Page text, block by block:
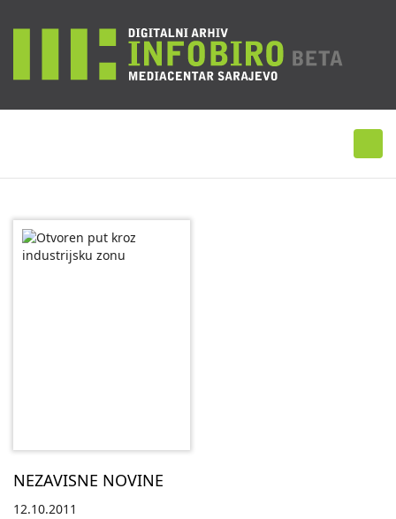
NEZAVISNE NOVINE
12.10.2011